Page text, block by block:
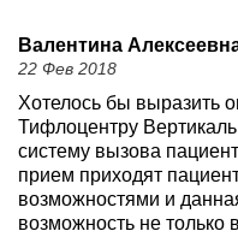
Валентина
22 Фев 2018
Хотелось бы выразить
Тифлоцентру
систему вызова
прием приходят
возможностями и
возможность не только